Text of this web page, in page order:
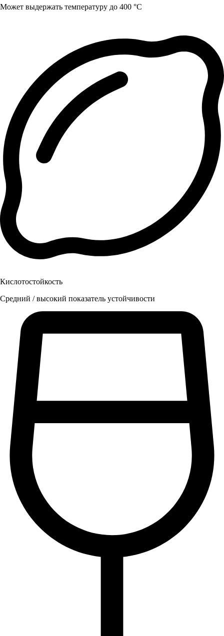
Может выдержать температуру до 400 °C
Кислотостойкость
Средний / высокий показатель устойчивости